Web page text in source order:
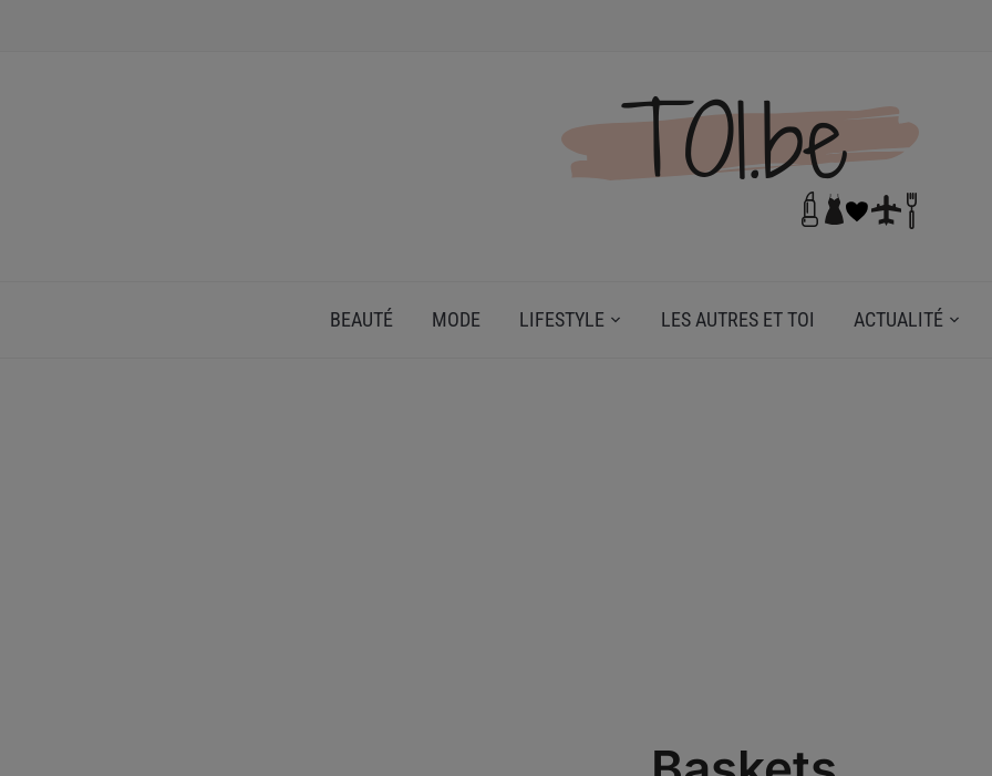
BEAUTÉ MODE LIFESTYLE LES AUTRES ET TOI ACTUALITÉ